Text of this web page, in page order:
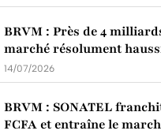
BRVM : Près de 4
marché résolument
14/07/2026
BRVM : SONATEL
FCFA et entraîne le